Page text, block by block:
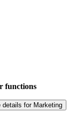
functions
details for Marketing